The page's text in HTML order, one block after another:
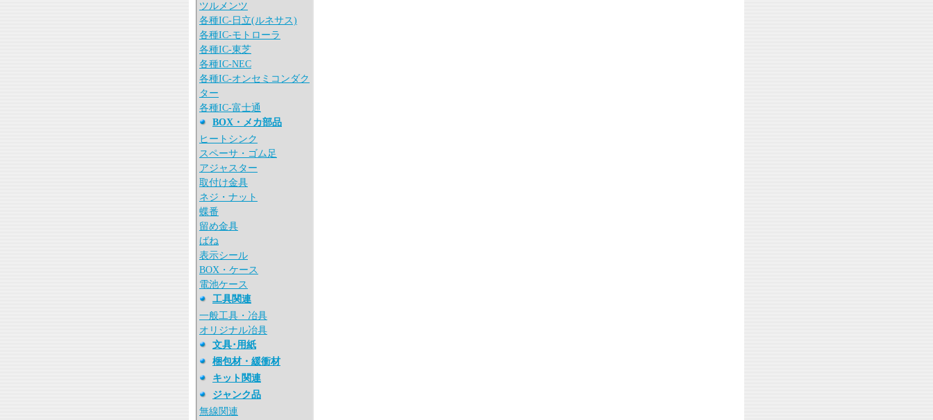
ツルメンツ
各種IC-日立(ルネサス)
各種IC-モトローラ
各種IC-東芝
各種IC-NEC
各種IC-オンセミコンダク
ター
各種IC-富士通
BOX・メカ部品
ヒートシンク
スペーサ・ゴム足
アジャスター
取付け金具
ネジ・ナット
蝶番
留め金具
ばね
表示シール
BOX・ケース
電池ケース
工具関連
一般工具・冶具
オリジナル冶具
文具･用紙
梱包材・緩衝材
キット関連
ジャンク品
無線関連